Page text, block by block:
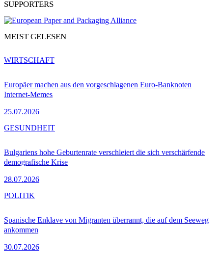
SUPPORTERS
MEIST GELESEN
Europäer machen aus den vorgeschlagenen Euro-Banknoten
Internet-Memes
25.07.2026
WIRTSCHAFT
Bulgariens hohe Geburtenrate verschleiert die sich verschärfende
demografische Krise
28.07.2026
GESUNDHEIT
Spanische Enklave von Migranten überrannt, die auf dem Seeweg
ankommen
30.07.2026
POLITIK